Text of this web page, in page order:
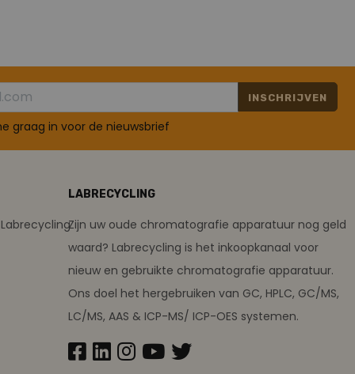
INSCHRIJVEN
graag in voor de nieuwsbrief
LABRECYCLING
Zijn uw oude chromatografie apparatuur nog geld
waard? Labrecycling is het inkoopkanaal voor
nieuw en gebruikte chromatografie apparatuur.
Ons doel het hergebruiken van GC, HPLC, GC/MS,
LC/MS, AAS & ICP-MS/ ICP-OES systemen.